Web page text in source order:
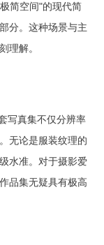
简空间"的现代简
分。这种场景与主
理解。
写真集不仅分辨率
无论是服装纹理的
水准。对于摄影爱
品集无疑具有极高